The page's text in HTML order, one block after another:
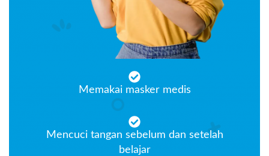
Memakai masker medis
Mencuci tangan sebelum dan setelah
belajar